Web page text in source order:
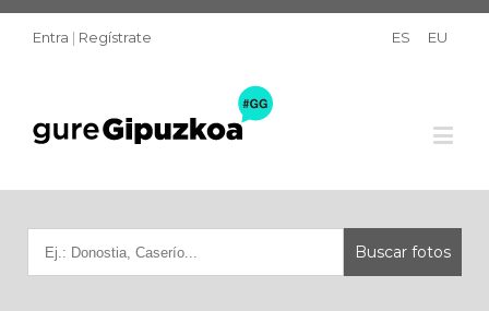
Entra | Regístrate ES EU